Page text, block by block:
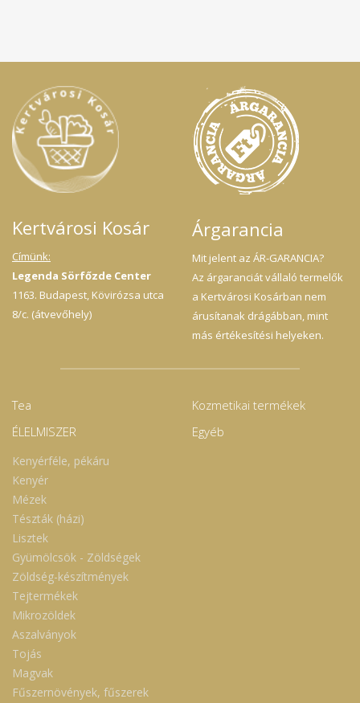
Kertvárosi Kosár
Címünk:
Legenda Sörfőzde Center
1163. Budapest, Kövirózsa utca
8/c. (átvevőhely)
Árgarancia
Mit jelent az ÁR-GARANCIA?
Az árgaranciát vállaló termelők
a Kertvárosi Kosárban nem
árusítanak drágábban, mint
más értékesítési helyeken.
Tea
ÉLELMISZER
Kenyérféle, pékáru
Kenyér
Mézek
Tészták (házi)
Lisztek
Gyümölcsök - Zöldségek
Zöldség-készítmények
Tejtermékek
Mikrozöldek
Aszalványok
Tojás
Magvak
Fűszernövények, fűszerek
Kozmetikai termékek
Egyéb